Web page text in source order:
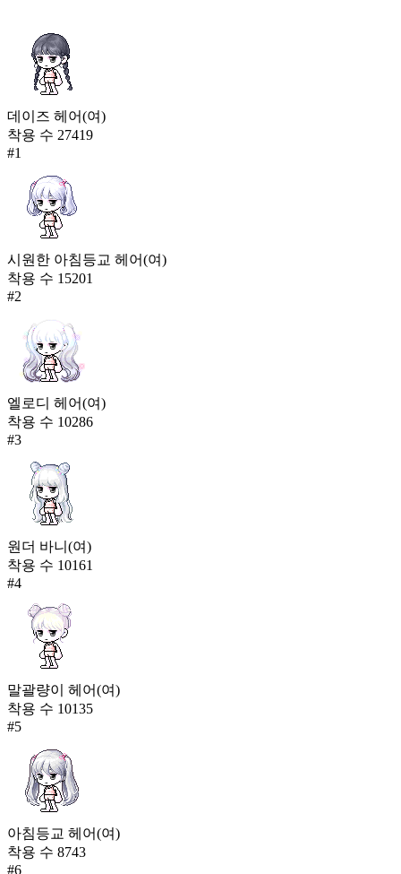
데이즈 헤어(여)
착용 수 27419
#1
시원한 아침등교 헤어(여)
착용 수 15201
#2
엘로디 헤어(여)
착용 수 10286
#3
원더 바니(여)
착용 수 10161
#4
말괄량이 헤어(여)
착용 수 10135
#5
아침등교 헤어(여)
착용 수 8743
#6